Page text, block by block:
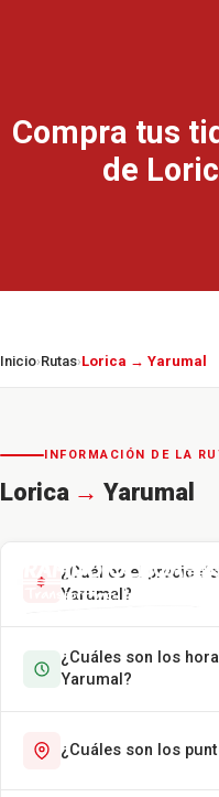
Compra tus
de
Inicio›Rutas›Lorica → Yarumal
INFORMACIÓN DE LA
Lorica → Yarumal
¿Cuál es el precio
Yarumal?
¿Cuáles son los
Yarumal?
¿Cuáles son los